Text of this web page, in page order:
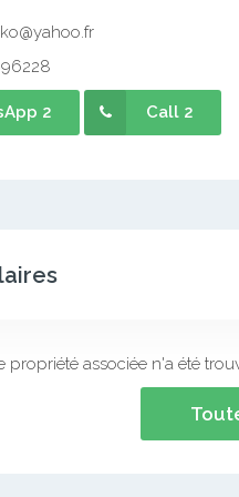
2 Call 2
propriété associée n'a été